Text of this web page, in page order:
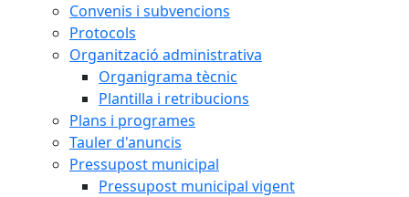
Convenis i subvencions
Protocols
Organització administrativa
Organigrama tècnic
Plantilla i retribucions
Plans i programes
Tauler d'anuncis
Pressupost municipal
Pressupost municipal vigent